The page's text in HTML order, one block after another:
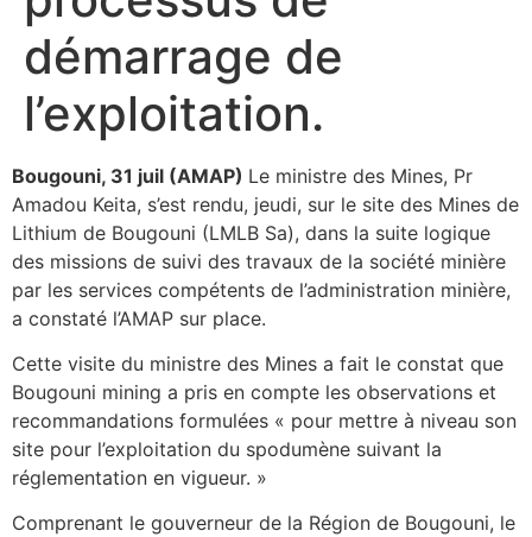
démarrage de
l’exploitation.
Bougouni, 31 juil (AMAP) Le ministre des Mines, Pr
Amadou Keita, s’est rendu, jeudi, sur le site des Mines de
Lithium de Bougouni (LMLB Sa), dans la suite logique
des missions de suivi des travaux de la société minière
par les services compétents de l’administration minière,
a constaté l’AMAP sur place.
Cette visite du ministre des Mines a fait le constat que
Bougouni mining a pris en compte les observations et
recommandations formulées « pour mettre à niveau son
site pour l’exploitation du spodumène suivant la
réglementation en vigueur. »
Comprenant le gouverneur de la Région de Bougouni, le